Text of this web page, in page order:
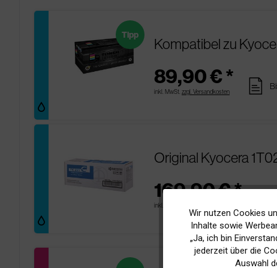
Kompatibel zu
89,90 € *
inkl. MwSt. zzgl. Versandkosten
Tipp
pages
Original Kyocera
169,90 € *
inkl. MwSt.
Funktionale
Marketing
Wir nutzen Cookies
Inhalte sowie
„Ja, ich bin
jederzeit über die
Auswahl